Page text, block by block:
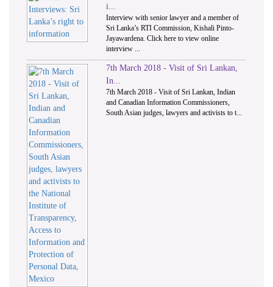
i...
Interview with senior lawyer and a member of
Sri Lanka’s RTI Commission, Kishali Pinto-
Jayawardena. Click here to view online
interview ...
7th March 2018 - Visit of Sri Lankan,
In...
7th March 2018 - Visit of Sri Lankan, Indian
and Canadian Information Commissioners,
South Asian judges, lawyers and activists to t...